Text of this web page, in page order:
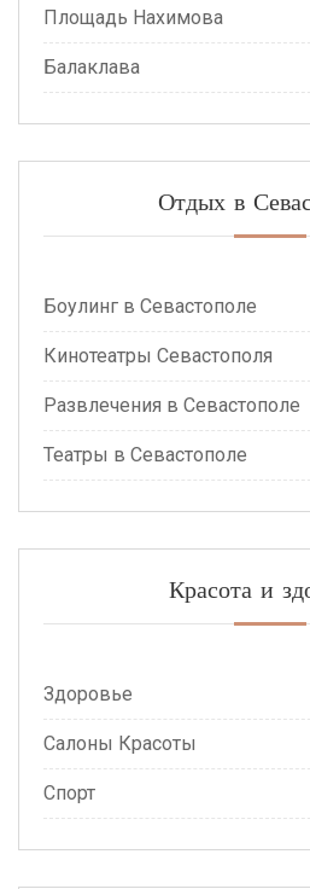
Площадь Нахимова
Балаклава
Отдых в
Боулинг в Севастополе
Кинотеатры Севастополя
Развлечения в Севастополе
Театры в Севастополе
Красота и
Здоровье
Салоны Красоты
Спорт